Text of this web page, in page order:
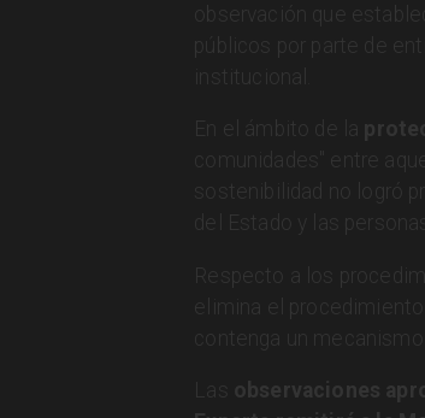
observación que
públicos por parte de
institucional.
En el ámbito de la
comunidades" entre
sostenibilidad no logró
del Estado y las
Respecto a los
elimina el
contenga un
Las
observaciones